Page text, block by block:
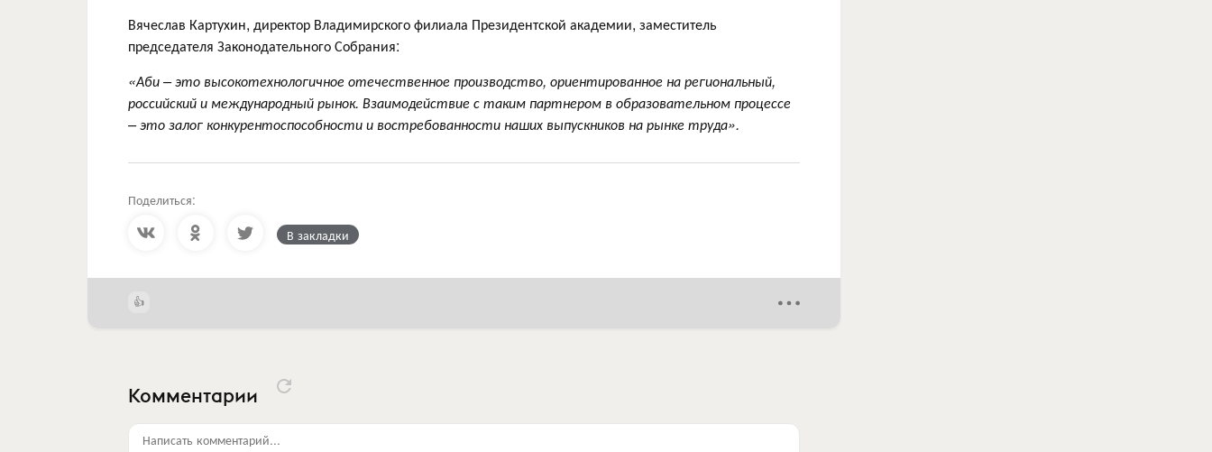
Вячеслав Картухин, директор Владимирского филиала Президентской академии, заместитель
председателя Законодательного Собрания:
«Аби–это высокотехнологичное отечественное производство, ориентированное на региональный,
российский и международный рынок. Взаимодействие с таким партнером в образовательном процессе
–это залог конкурентоспособности и востребованности наших выпускников на рынке труда».
Поделиться:
В закладки
Комментарии
Написать комментарий...